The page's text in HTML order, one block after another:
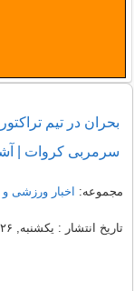
بحران در تیم
سرمربی کروات |
مجموعه: اخبار ورزشی
تاریخ انتشار : یکشنبه, ۲۶ بهمن ۱۴۰۴ ۲۱:۳۴